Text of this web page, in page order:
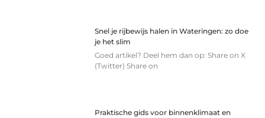
Snel je rijbewijs halen in Wateringen: zo doe
je het slim
Goed artikel? Deel hem dan op: Share on X
(Twitter) Share on
Praktische gids voor binnenklimaat en